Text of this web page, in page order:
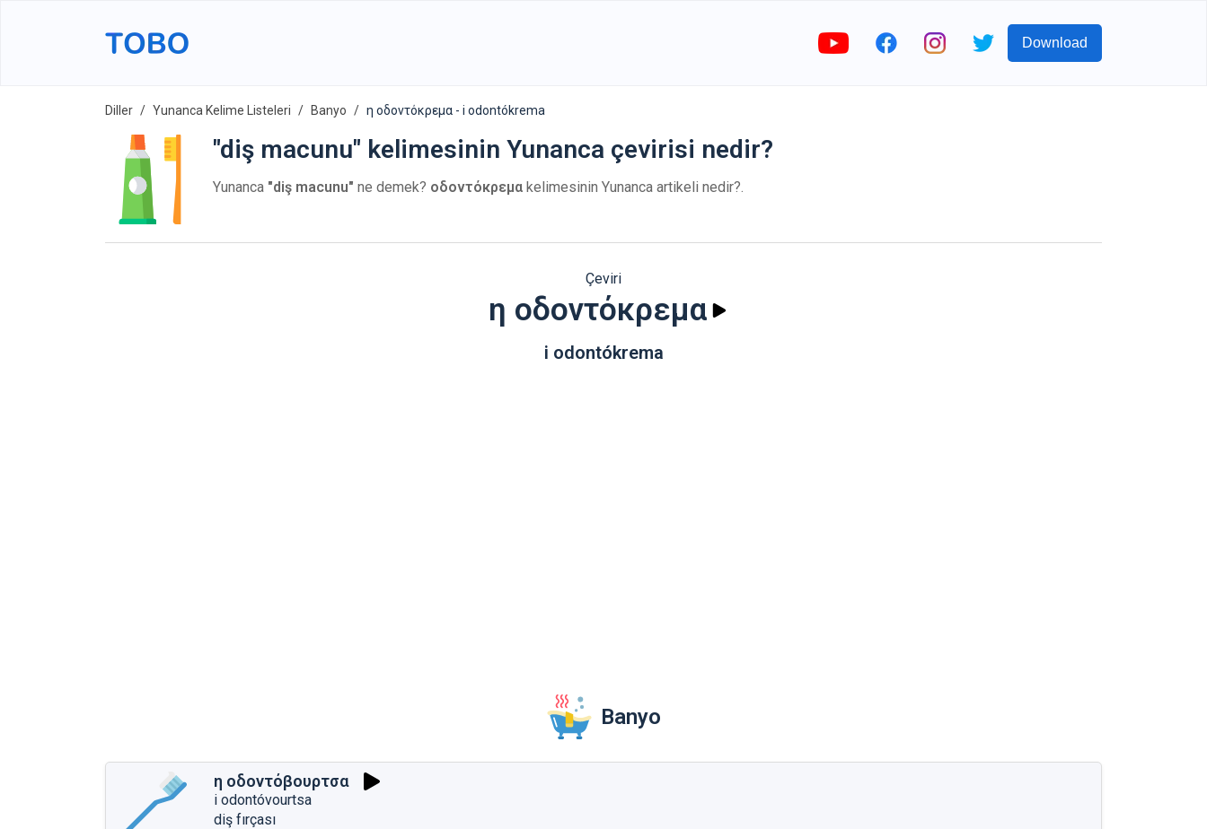
Download
Diller Yunanca Kelime Listeleri Banyo η οδοντόκρεμα - i odontókrema
"diş macunu" kelimesinin Yunanca çevirisi nedir?
Yunanca "diş macunu" ne demek? οδοντόκρεμα kelimesinin Yunanca artikeli nedir?.
Çeviri
η οδοντόκρεμα
i odontókrema
Banyo
η οδοντόβουρτσα
i odontóvourtsa
diş fırçası